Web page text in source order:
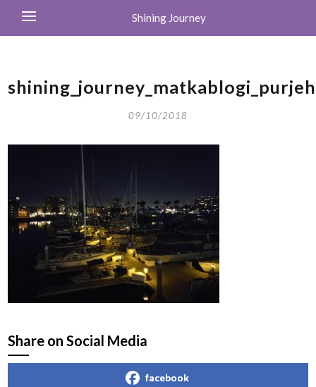
Shining Journey
09/10/2018
Share on Social Media
facebook